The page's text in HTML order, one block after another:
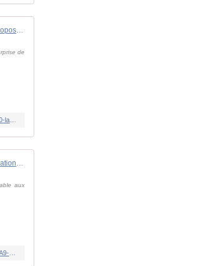
Guerre en Ukraine: Washington propose un plan de paix prévoyant la cession de territoires à la Russie
de
Invité international - Guerre en Ukraine: le plan de paix américain "serait une continuité de la rencontre Trump/Poutine en Alaska"
aux